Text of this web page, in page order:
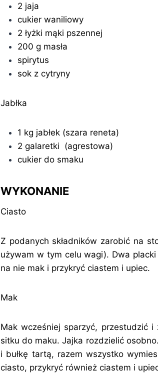
2 jaja
cukier waniliowy
2 łyżki mąki pszennej
200 g masła
spirytus
sok z cytryny
Jabłka
1 kg jabłek (szara reneta)
2 galaretki (agrestowa)
cukier do smaku
WYKONANIE
Ciasto
Z podanych składników zarobić na
używam w tym celu wagi). Dwa
na nie mak i przykryć ciastem i upiec.
Mak
Mak wcześniej sparzyć, przestudzić
sitku do maku. Jajka rozdzielić
i bułkę tartą, razem wszystko
ciasto, przykryć również ciastem i